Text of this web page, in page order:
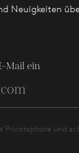
Neuigkeiten
Mail ein
Privatsphäre und